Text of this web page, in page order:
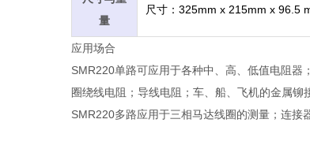
量
尺寸： 325mm x 215mm x 96.5
应用场合
SMR220单路可应用于各种中、高、低值电阻
圈绕线电阻；导线电阻；车、船、飞机的金属铆
SMR220多路应用于三相马达线圈的测量；连